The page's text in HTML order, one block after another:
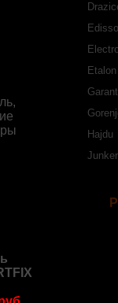
Etalon
Hajdu